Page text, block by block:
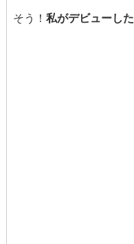
そう！ 私がデビューした